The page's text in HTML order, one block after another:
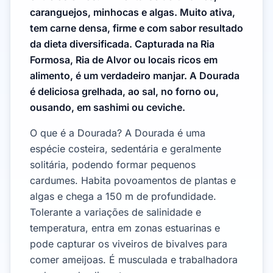
caranguejos, minhocas e algas. Muito ativa,
tem carne densa, firme e com sabor resultado
da dieta diversificada. Capturada na Ria
Formosa, Ria de Alvor ou locais ricos em
alimento, é um verdadeiro manjar. A Dourada
é deliciosa grelhada, ao sal, no forno ou,
ousando, em sashimi ou ceviche.
O que é a Dourada? A Dourada é uma
espécie costeira, sedentária e geralmente
solitária, podendo formar pequenos
cardumes. Habita povoamentos de plantas e
algas e chega a 150 m de profundidade.
Tolerante a variações de salinidade e
temperatura, entra em zonas estuarinas e
pode capturar os viveiros de bivalves para
comer ameijoas. É musculada e trabalhadora